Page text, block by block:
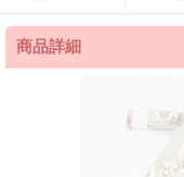
商品詳細